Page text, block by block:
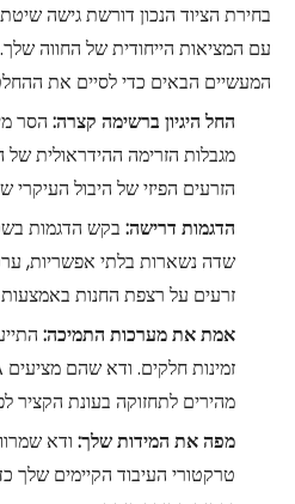
בחירת הציוד הנכון דורשת גישה
עם המציאות הייחודית של החווה
המעשיים הבאים כדי לסיים את
החל היגיון ברשימה קצרה: הסר
מגבלות הזרימה ההידראולית
הזרעים הפיזי של היבול העיקרי
הדגמות דרישה: בקש הדגמות
שדה נשארות בלתי אפשריות,
זרעים על רצפת החנות
אמת את מערכות התמיכה:
מהירים לתחזוקה בעונת הקציר
מפה את המידות שלך: ודא
טרקטורי העיבוד הקיימים שלך